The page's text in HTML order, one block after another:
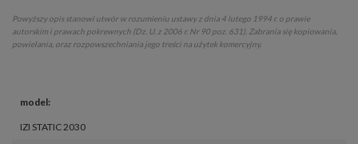
Powyższy opis stanowi utwór w rozumieniu ustawy z dnia 4 lutego 1994 r. o prawie
autorskim i prawach pokrewnych (Dz. U. z 2006 r. Nr 90 poz. 631). Zabrania się kopiowania,
powielania, oraz rozpowszechniania jego treści na użytek komercyjny.
model:
IZI STATIC 2030